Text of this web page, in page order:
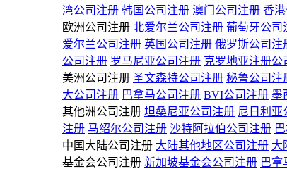
湾公司注册 韩国公司注册 澳门公司注册 香
欧洲公司注册 北爱尔兰公司注册 葡萄牙公司
爱尔兰公司注册 英国公司注册 俄罗斯公司注
公司注册 罗马尼亚公司注册 克罗地亚注册公
美洲公司注册 圣文森特公司注册 秘鲁公司注
大公司注册 巴拿马公司注册 BVI公司注册 墨
其他洲公司注册 坦桑尼亚公司注册 尼日利亚
注册 马绍尔公司注册 沙特阿拉伯公司注册
中国大陆公司注册 大陆其他地区公司注册 大
基金会公司注册 新加坡基金会公司注册 巴拿